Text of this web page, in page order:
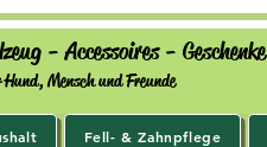
- Accessoires - Geschenke
Mensch und Freunde
Fell- & Zahnpflege